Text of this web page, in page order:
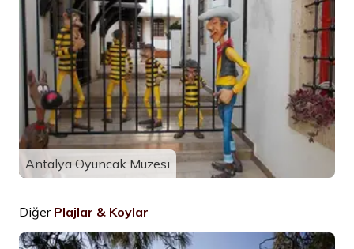
Antalya Oyuncak Müzesi
Diğer Plajlar & Koylar